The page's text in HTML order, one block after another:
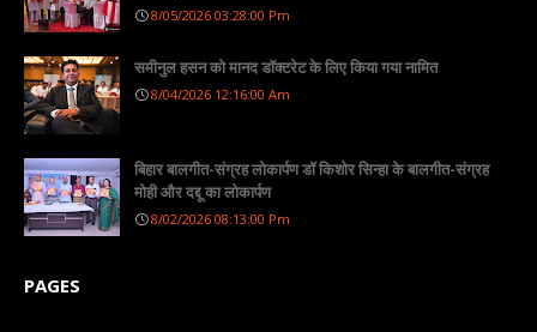
8/05/2026 03:28:00 Pm
समीनुल हसन को मानद डॉक्टरेट के लिए किया गया नामित
8/04/2026 12:16:00 Am
बिहार बालगीत-संग्रह लोकार्पण डॉ किशोर सिन्हा के बालगीत-संग्रह
मोही और दद्दू का लोकार्पण
8/02/2026 08:13:00 Pm
PAGES